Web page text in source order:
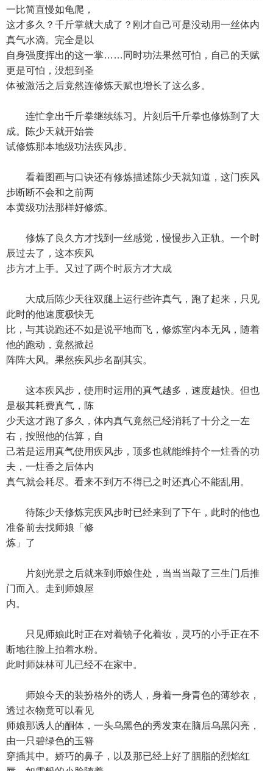
一比简直慢如龟爬，
这才多久？千斤掌就大成了？刚才自己可是没动用一丝体内
真气水滴。完全是以
自身强度挥出的这一掌……同时功法果然可怕，自己的天赋
更是可怕，没想到圣
体被激活之后竟然连修炼天赋也增长了这么多。
连忙拿出千斤拳继续练习。片刻后千斤拳也修炼到了大
成。陈少天就开始尝
试修炼那本地级功法疾风步。
看着图画与口诀还有修炼描述陈少天就知道，这门疾风
步断断不会和之前两
本黄级功法那样好修炼。
修炼了良久方才找到一丝感觉，慢慢步入正轨。一个时
辰过去了，这本疾风
步方才上手。又过了两个时辰方才大成
大成后陈少天往双腿上运行些许真气，跑了起来，只见
此时的他速度极快无
比，与其说跑还不如是说平地而飞，修炼室内本无风，随着
他的跑动，竟然掀起
阵阵大风。果然疾风步名副其实。
这本疾风步，使用时运用的真气越多，速度越快。但也
是极其耗费真气，陈
少天这才跑了多久，体内真气竟然已经消耗了十分之一左
右，按照他的估算，自
己若是运用真气使用疾风步，顶多也就能维持个一炷香的功
夫，一炷香之后体内
真气就会耗尽。看来不到万不得已之时还真心不能乱用。
待陈少天修炼完疾风步时已经来到了下午，此时的他也
准备前去找师娘「修
炼」了
片刻光景之后就来到师娘住处，当当当敲了三生门后推
门而入。走到师娘屋
内。
只见师娘此时正在对着镜子化着妆，灵巧的小手正在不
断地往脸上拍着水粉。
此时师妹林可儿已经不在家中。
师娘今天的装扮格外的诱人，身着一身青色的薄纱衣，
透过衣物竟可以看见
师娘那诱人的酮体，一头乌黑色的秀发束在脑后乌黑闪亮，
由一只碧绿色的玉簪
穿插其中。娇巧的鼻子，以及那已经上好了胭脂的烈焰红